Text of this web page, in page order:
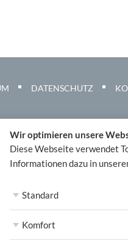
DATENSCHUTZ
Wir optimieren unsere
Diese Webseite verwendet
Informationen dazu in
Standard
Komfort